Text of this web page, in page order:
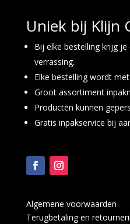
Uniek bij Klijn
Bij elke bestelling krijg je
verrassing.
Elke bestelling wordt
Groot assortiment
Producten kunnen
Gratis inpakservice bij
Algemene voorwaarden
Terugbetaling en